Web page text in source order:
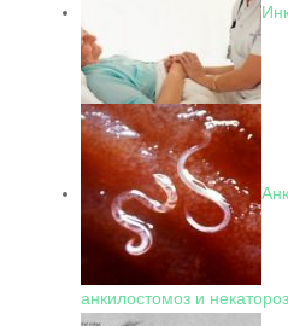
анкилостомоз и некатороз